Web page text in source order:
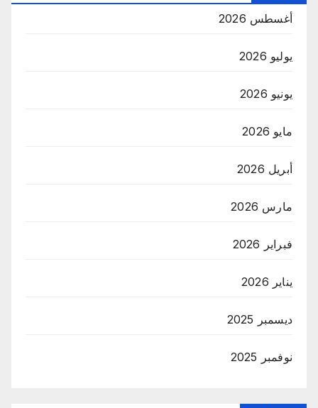
أغسطس 2026
يوليو 2026
يونيو 2026
مايو 2026
أبريل 2026
مارس 2026
فبراير 2026
يناير 2026
ديسمبر 2025
نوفمبر 2025